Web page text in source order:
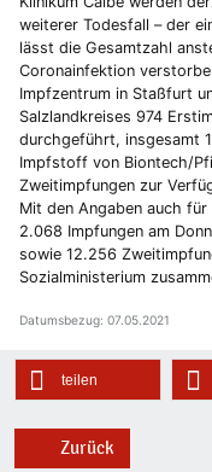
weiterer Todesfall – der
lässt die Gesamtzahl
Coronainfektion
Impfzentrum in Staßfurt
Salzlandkreises 974
durchgeführt, insgesamt
Impfstoff von Biontech/
Zweitimpfungen zur
Mit den Angaben auch
2.068 Impfungen am
sowie 12.256
Sozialministerium
Datumsbezug: 07.05.2021
teilen
Zurück